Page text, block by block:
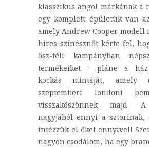
klasszikus angol márkának a
egy komplett épületük van
amely Andrew Cooper modell
híres színésznőt kérte fel,
ősz-téli kampányban
termékeiket - pláne a ház
kockás mintáját, amely
szeptemberi londoni
visszaköszönnek majd.
nagyjából ennyi a sztorinak,
intézzük el őket ennyivel!
nagyon csodálom, ha egy